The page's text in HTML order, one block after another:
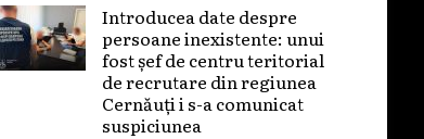
Introducea date despre
persoane inexistente: unui
fost șef de centru teritorial
de recrutare din regiunea
Cernăuți i s-a comunicat
suspiciunea